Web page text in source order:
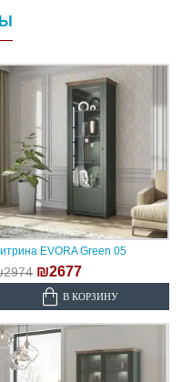
EVORA Green 05
₪2677
В КОРЗИНУ